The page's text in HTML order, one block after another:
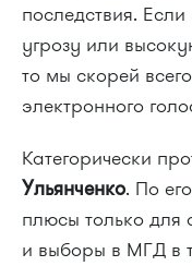
последствия.
угрозу или
то мы скорей
электронного
Категорически
Ульянченко. По
плюсы только для
и выборы в МГД в